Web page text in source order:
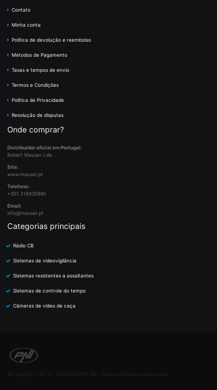
Contato
Minha conta
Política de devolução e reembolso
Métodos de Pagamento
Taxas e tempos de envio
Termos e Condições
Política de Privacidade
Resolução de disputas
Onde comprar?
Distribuidor oficial em Portugal:
Robert Mauser Lda.
Site:
www.mauser.pt
Telefone:
+351 218435990
Email:
info@mauser.pt
Categorias principais
Rádio CB
Sistemas de videovigilância
Sistemas resistentes a assaltantes
Sistemas de controle do tempo
Câmeras de vídeo de caça
©Copyright 2021 by ONLINESHOP SRL. Todos os direitos reservados.